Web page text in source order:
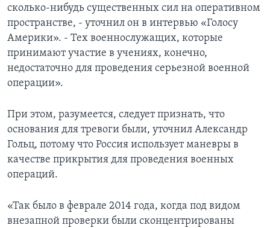
сколько-нибудь существенных сил на оперативном
пространстве, - уточнил он в интервью «Голосу
Америки». - Тех военнослужащих, которые
принимают участие в учениях, конечно,
недостаточно для проведения серьезной военной
операции».
При этом, разумеется, следует признать, что
основания для тревоги были, уточнил Александр
Гольц, потому что Россия использует маневры в
качестве прикрытия для проведения военных
операций.
«Так было в феврале 2014 года, когда под видом
внезапной проверки были сконцентрированы